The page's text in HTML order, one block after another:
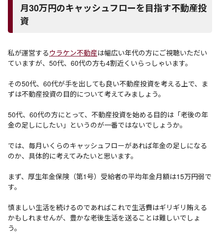
月30万円のキャッシュフローを目指す不動産投
資
私が運営する ウラケン不動産は幅広い年代の方にご視聴いただい
ていますが、50代、60代の方も4割近くいらっしゃいます。
その50代、60代が手を出しても良い不動産投資を考える上で、ま
ずは不動産投資の目的について考えてみましょう。
50代、60代の方にとって、不動産投資を始める目的は「老後の年
金の足しにしたい」というのが一番ではないでしょうか。
では、毎月いくらのキャッシュフローがあれば年金の足しになる
のか、具体的に考えてみたいと思います。
まず、厚生年金保険（第1号）受給者の平均年金月額は15万円弱で
す。
慎ましい生活を続けるのであればこれで生活費はギリギリ賄える
かもしれませんが、豊かな老後生活を送ることは難しいでしょ
う。